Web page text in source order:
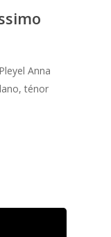
Anna
ténor